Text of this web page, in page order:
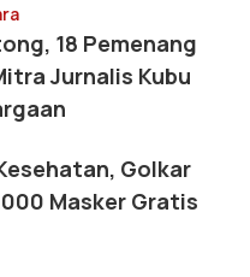
18 Pemenang
Jurnalis Kubu
Golkar
Masker Gratis